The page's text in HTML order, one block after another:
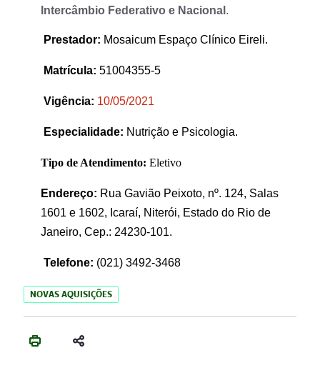
Intercâmbio Federativo e Nacional .
Prestador: Mosaicum Espaço Clínico Eireli.
Matrícula: 51004355-5
Vigência: 10/05/2021
Especialidade: Nutrição e Psicologia.
Tipo de Atendimento: Eletivo
Endereço: Rua Gavião Peixoto, nº. 124, Salas
1601 e 1602, Icaraí, Niterói, Estado do Rio de
Janeiro, Cep.: 24230-101.
Telefone: (021) 3492-3468
NOVAS AQUISIÇÕES